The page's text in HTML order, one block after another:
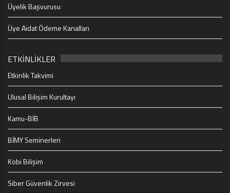
Üyelik Başvurusu
Üye Aidat Ödeme Kanalları
ETKİNLİKLER
Etkinlik Takvimi
Ulusal Bilişim Kurultayı
Kamu-BİB
BİMY Seminerleri
Kobi Bilişim
Siber Güvenlik Zirvesi